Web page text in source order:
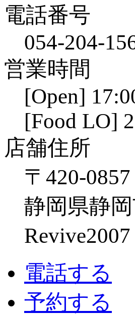
電話番号
054-204-
営業時間
[Open]
[Food LO]
店舗住所
〒420-0857
静岡県静
Revive2007
電話する
予約する